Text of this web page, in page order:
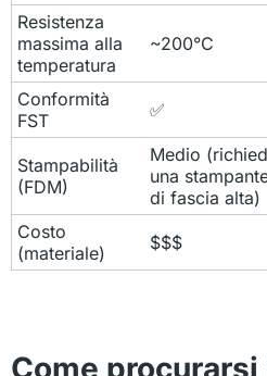
Resistenza
massima alla
temperatura
~200°C
Conformità
FST
✅
Stampabilità
(FDM)
Medio
una
di fascia alta)
Costo
(materiale)
$$$
Come